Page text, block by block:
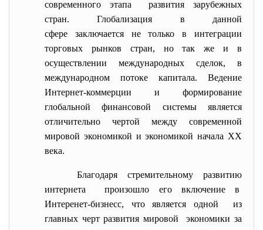
современного этапа развития зарубежных
стран. Глобализация в данной
сфере заключается не только в интеграции
торговых рынков стран, но так же и в
осуществлении международных сделок, в
международном потоке капитала. Ведение
Интернет-коммерции и формирование
глобальной финансовой системы является
отличительно чертой между современной
мировой экономикой и экономикой начала XX
века.
Благодаря стремительному развитию
интернета произошло его включение в
Интеренет-бизнесс, что является одной из
главных черт развития мировой экономики за